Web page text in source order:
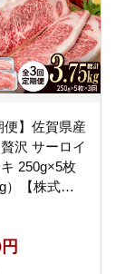
便】佐賀県産
沢 サーロイ
250g×5枚
）【株式会